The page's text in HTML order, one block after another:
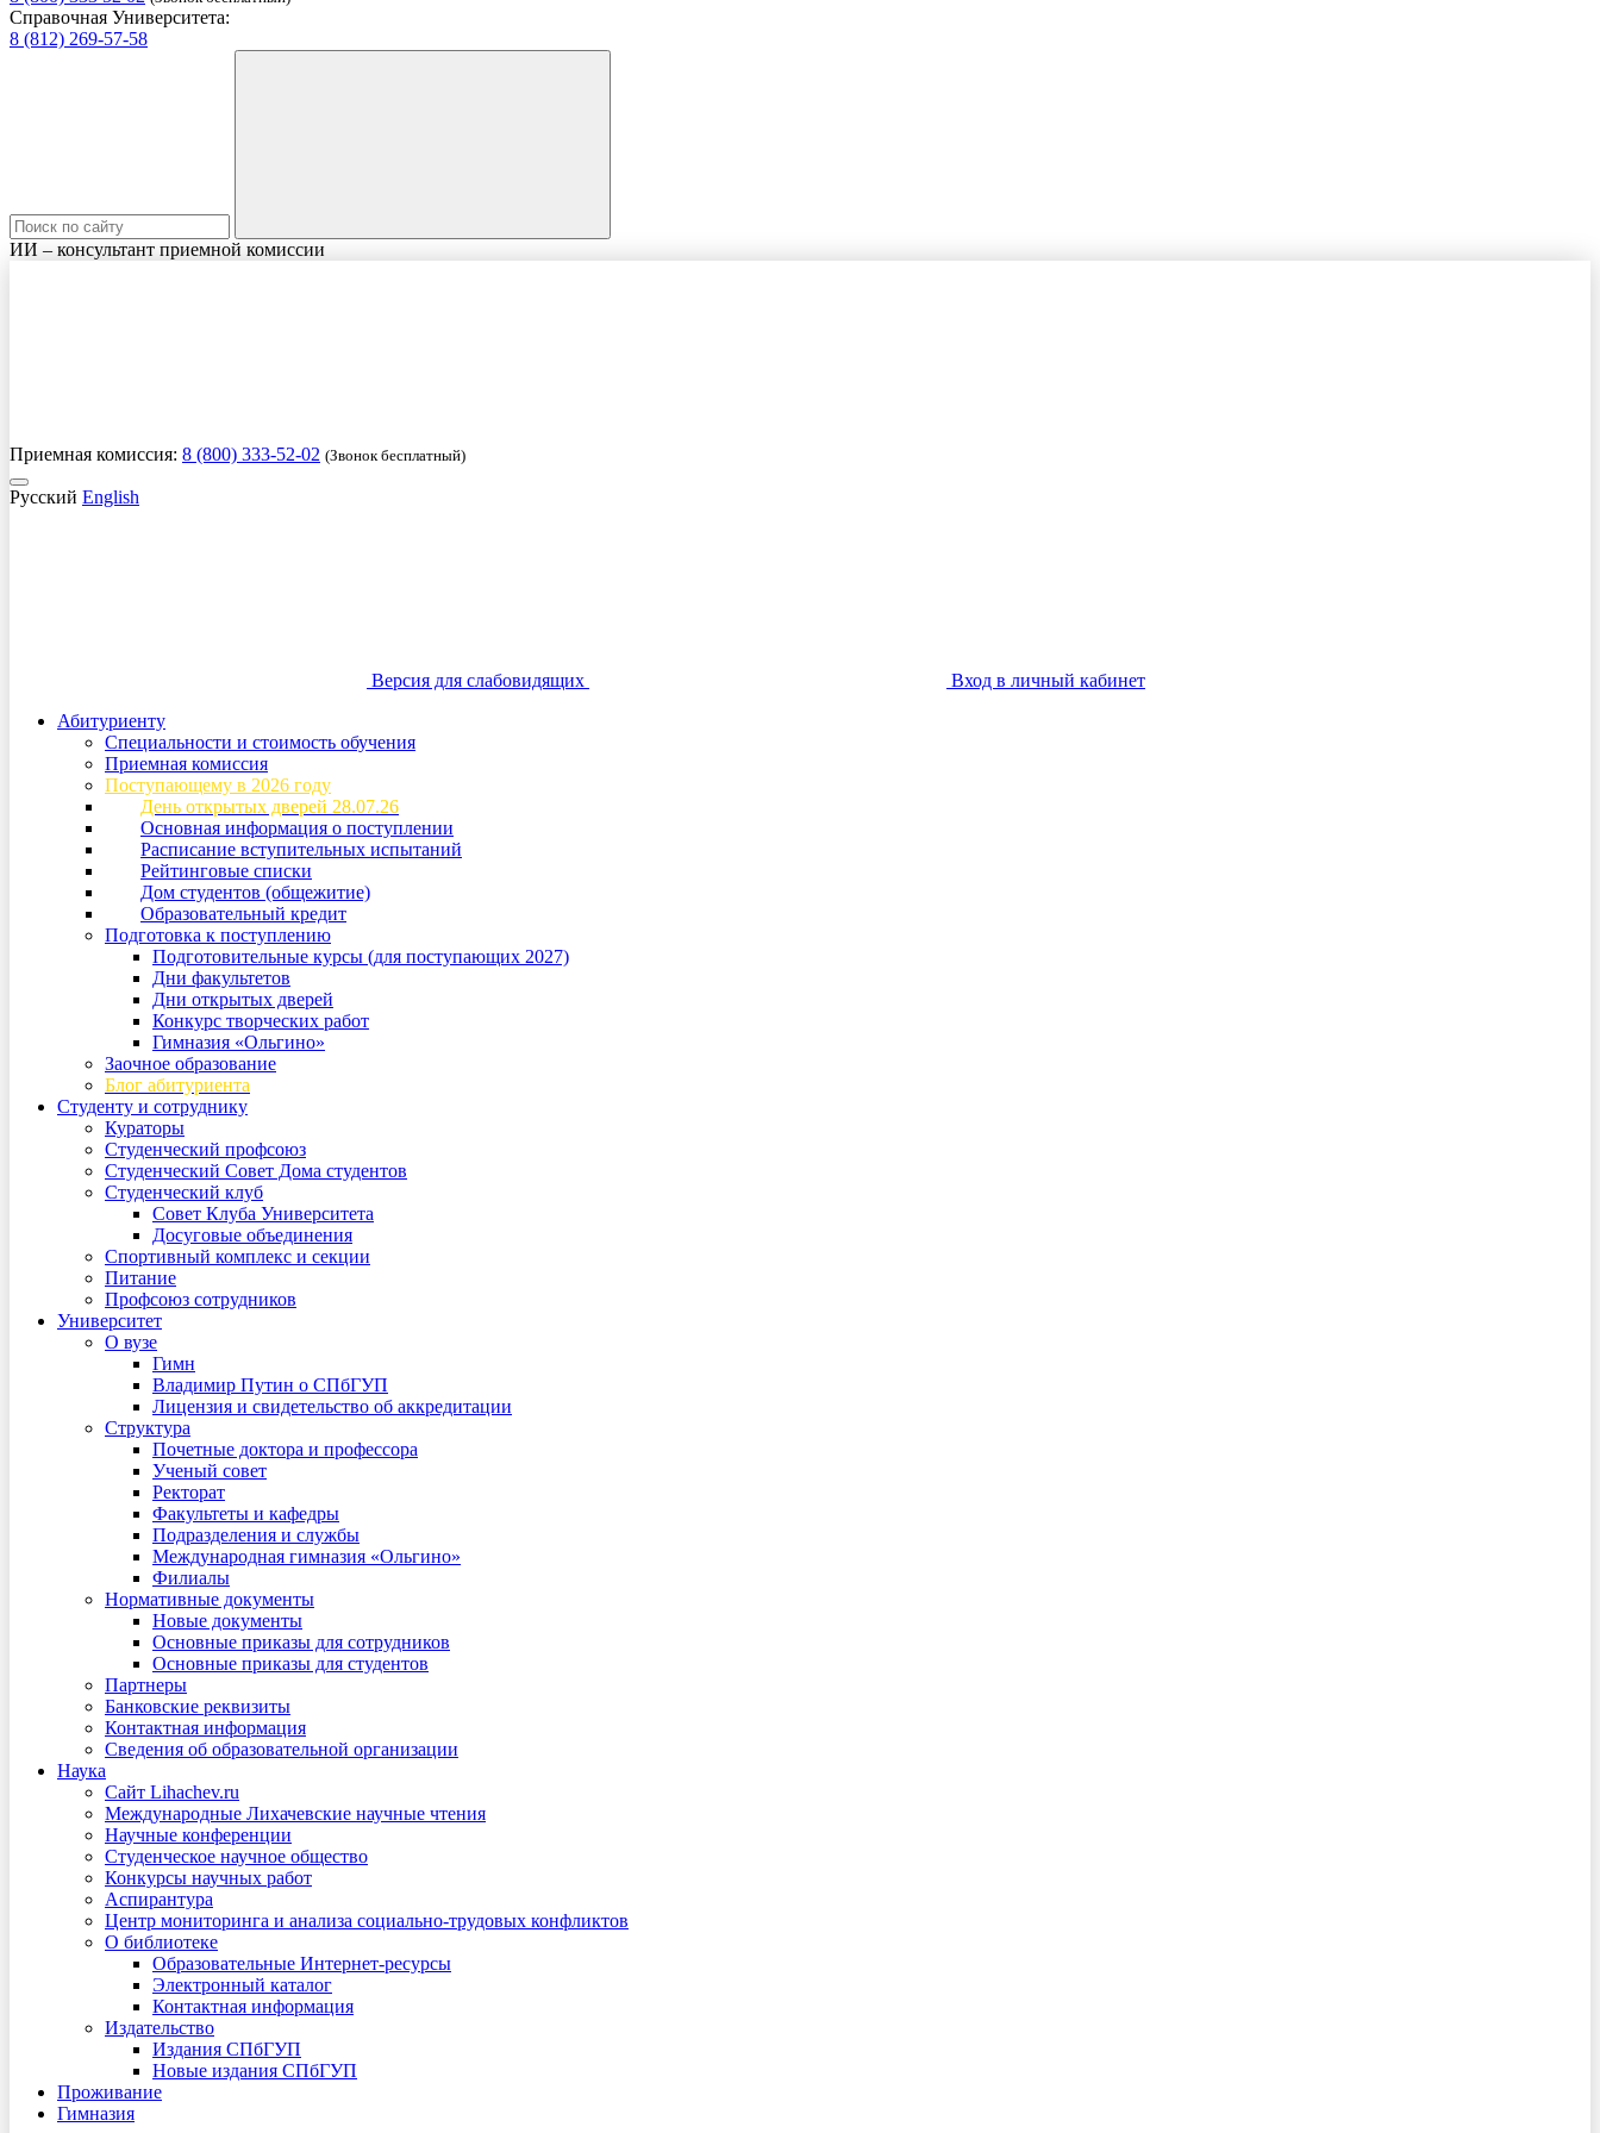
Справочная Университета:
8 (812) 269-57-58
ИИ – консультант приемной комиссии
Приемная комиссия: 8 (800) 333-52-02 (Звонок бесплатный)
Русский English
Версия для слабовидящих
Вход в личный кабинет
Абитуриенту
Специальности и стоимость обучения
Приемная комиссия
Поступающему в 2026 году
День открытых дверей 28.07.26
Основная информация о поступлении
Расписание вступительных испытаний
Рейтинговые списки
Дом студентов (общежитие)
Образовательный кредит
Подготовка к поступлению
Подготовительные курсы (для поступающих 2027)
Дни факультетов
Дни открытых дверей
Конкурс творческих работ
Гимназия «Ольгино»
Заочное образование
Блог абитуриента
Студенту и сотруднику
Кураторы
Студенческий профсоюз
Студенческий Совет Дома студентов
Студенческий клуб
Совет Клуба Университета
Досуговые объединения
Спортивный комплекс и секции
Питание
Профсоюз сотрудников
Университет
О вузе
Гимн
Владимир Путин о СПбГУП
Лицензия и свидетельство об аккредитации
Структура
Почетные доктора и профессора
Ученый совет
Ректорат
Факультеты и кафедры
Подразделения и службы
Международная гимназия «Ольгино»
Филиалы
Нормативные документы
Новые документы
Основные приказы для сотрудников
Основные приказы для студентов
Партнеры
Банковские реквизиты
Контактная информация
Сведения об образовательной организации
Наука
Сайт Lihachev.ru
Международные Лихачевские научные чтения
Научные конференции
Студенческое научное общество
Конкурсы научных работ
Аспирантура
Центр мониторинга и анализа социально-трудовых конфликтов
О библиотеке
Образовательные Интернет-ресурсы
Электронный каталог
Контактная информация
Издательство
Издания СПбГУП
Новые издания СПбГУП
Проживание
Гимназия